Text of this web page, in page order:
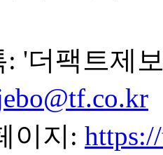
: '더팩트제
이지: